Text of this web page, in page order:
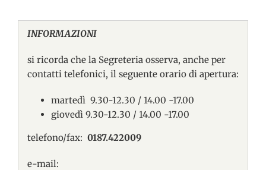
INFORMAZIONI
si ricorda che la Segreteria osserva, anche per
contatti telefonici, il seguente orario di apertura:
martedì 9.30-12.30 / 14.00 -17.00
giovedì 9.30-12.30 / 14.00 -17.00
telefono/fax: 0187.422009
e-mail: